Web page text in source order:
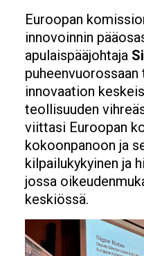
Euroopan
innovoinnin
apulaispääjohtaja
innovaation
teollisuuden
viittasi Euroopan
kokoonpanoon ja
kilpailukykyinen ja
jossa
keskiössä.
Image